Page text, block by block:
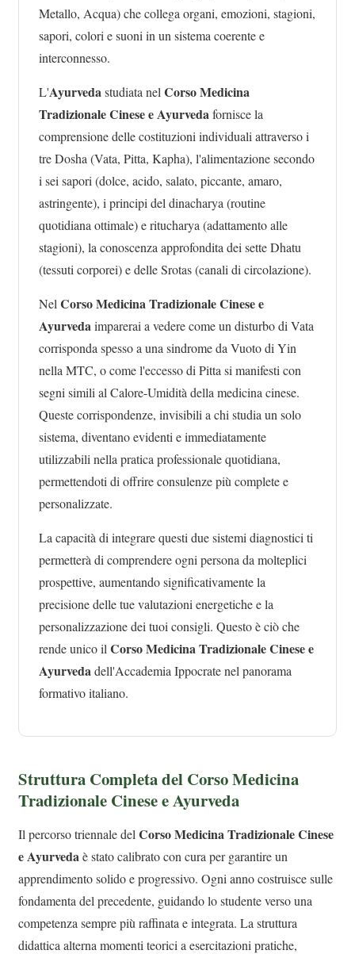
Metallo, Acqua) che collega organi, emozioni, stagioni,
sapori, colori e suoni in un sistema coerente e
interconnesso.
L'Ayurvedastudiata nel Corso Medicina
Tradizionale Cinese e Ayurvedafornisce la
comprensione delle costituzioni individuali attraverso i
tre Dosha (Vata, Pitta, Kapha), l'alimentazione secondo
i sei sapori (dolce, acido, salato, piccante, amaro,
astringente), i principi del dinacharya (routine
quotidiana ottimale) e ritucharya (adattamento alle
stagioni), la conoscenza approfondita dei sette Dhatu
(tessuti corporei) e delle Srotas (canali di circolazione).
Nel Corso Medicina Tradizionale Cinese e
Ayurvedaimparerai a vedere come un disturbo di Vata
corrisponda spesso a una sindrome da Vuoto di Yin
nella MTC, o come l'eccesso di Pitta si manifesti con
segni simili al Calore-Umidità della medicina cinese.
Queste corrispondenze, invisibili a chi studia un solo
sistema, diventano evidenti e immediatamente
utilizzabili nella pratica professionale quotidiana,
permettendoti di offrire consulenze più complete e
personalizzate.
La capacità di integrare questi due sistemi diagnostici ti
permetterà di comprendere ogni persona da molteplici
prospettive, aumentando significativamente la
precisione delle tue valutazioni energetiche e la
personalizzazione dei tuoi consigli. Questo è ciò che
rende unico il Corso Medicina Tradizionale Cinese e
Ayurvedadell'Accademia Ippocrate nel panorama
formativo italiano.
Struttura Completa del Corso Medicina
Tradizionale Cinese e Ayurveda
Il percorso triennale del Corso Medicina Tradizionale Cinese
e Ayurvedaè stato calibrato con cura per garantire un
apprendimento solido e progressivo. Ogni anno costruisce sulle
fondamenta del precedente, guidando lo studente verso una
competenza sempre più raffinata e integrata. La struttura
didattica alterna momenti teorici a esercitazioni pratiche,